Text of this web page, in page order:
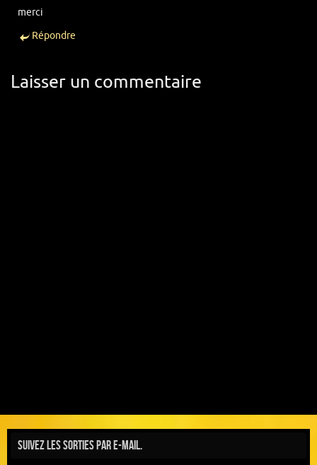
merci
Répondre
Laisser un commentaire
Suivez les sorties par e-mail.